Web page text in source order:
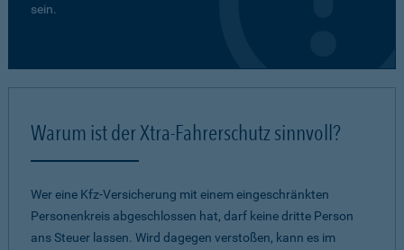
sein.
Warum ist der Xtra-Fahrerschutz sinnvoll?
Wer eine Kfz-Versicherung mit einem eingeschränkten
Personenkreis abgeschlossen hat, darf keine dritte Person
ans Steuer lassen. Wird dagegen verstoßen, kann es im